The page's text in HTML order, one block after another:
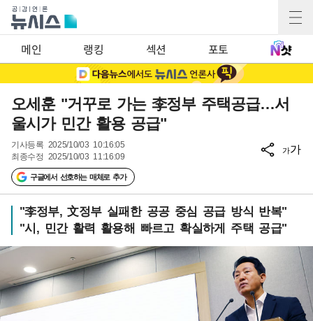
메인 랭킹 섹션 포토
오세훈 "거꾸로 가는 李정부 주택공급…서
울시가 민간 활용 공급"
기사등록 2025/10/03 10:16:05
최종수정 2025/10/03 11:16:09
구글에서 선호하는 매체로 추가
가가
"李정부, 文정부 실패한 공공 중심 공급 방식 반복"
"시, 민간 활력 활용해 빠르고 확실하게 주택 공급"